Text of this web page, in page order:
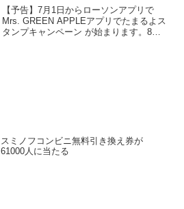
【予告】7月1日からローソンアプリで
Mrs. GREEN APPLEアプリでたまるよス
タンプキャンペーン が始まります。8ス
スミノフコンビニ無料引き換え券が
61000人に当たる